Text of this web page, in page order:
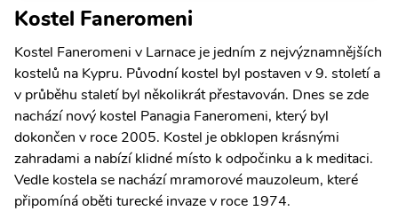
Kostel Faneromeni
Kostel Faneromeni v Larnace je jedním z nejvýznamnějších
kostelů na Kypru. Původní kostel byl postaven v 9. století a
v průběhu staletí byl několikrát přestavován. Dnes se zde
nachází nový kostel Panagia Faneromeni, který byl
dokončen v roce 2005. Kostel je obklopen krásnými
zahradami a nabízí klidné místo k odpočinku a k meditaci.
Vedle kostela se nachází mramorové mauzoleum, které
připomíná oběti turecké invaze v roce 1974.